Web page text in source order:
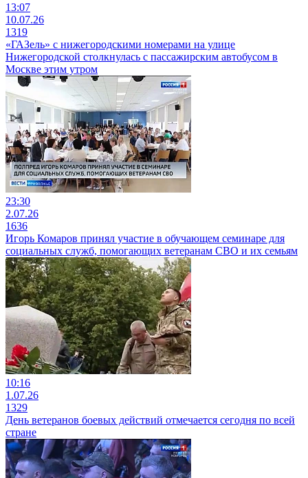
13:07
10.07.26
1319
«ГАЗель» с нижегородскими номерами на улице
Нижегородской столкнулась с пассажирским автобусом в
Москве этим утром
23:30
2.07.26
1636
Игорь Комаров принял участие в обучающем семинаре для
социальных служб, помогающих ветеранам СВО и их семьям
10:16
1.07.26
1329
День ветеранов боевых действий отмечается сегодня по всей
стране